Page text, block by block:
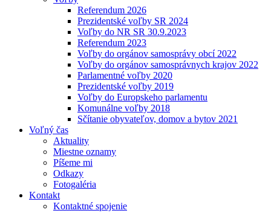
Referendum 2026
Prezidentské voľby SR 2024
Voľby do NR SR 30.9.2023
Referendum 2023
Voľby do orgánov samosprávy obcí 2022
Voľby do orgánov samosprávnych krajov 2022
Parlamentné voľby 2020
Prezidentské voľby 2019
Voľby do Europskeho parlamentu
Komunálne voľby 2018
Sčítanie obyvateľov, domov a bytov 2021
Voľný čas
Aktuality
Miestne oznamy
Píšeme mi
Odkazy
Fotogaléria
Kontakt
Kontaktné spojenie